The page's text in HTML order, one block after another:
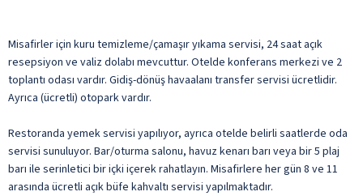
Misafirler için kuru temizleme/çamaşır yıkama servisi, 24 saat açık
resepsiyon ve valiz dolabı mevcuttur. Otelde konferans merkezi ve 2
toplantı odası vardır. Gidiş-dönüş havaalanı transfer servisi ücretlidir.
Ayrıca (ücretli) otopark vardır.
Restoranda yemek servisi yapılıyor, ayrıca otelde belirli saatlerde oda
servisi sunuluyor. Bar/oturma salonu, havuz kenarı barı veya bir 5 plaj
barı ile serinletici bir içki içerek rahatlayın. Misafirlere her gün 8 ve 11
arasında ücretli açık büfe kahvaltı servisi yapılmaktadır.